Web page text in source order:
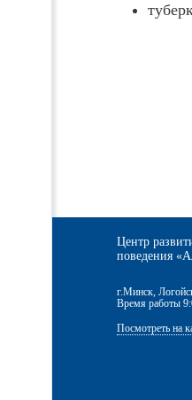
Центр
поведения
г.Минск,
Время работы
Посмотреть на